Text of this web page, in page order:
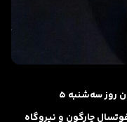
دیدار افتتاحیه مسابقات جام فوتسال چارگون روز سه‌شنبه 5
تیم‌های فوتسال چارگون و نیروگاه